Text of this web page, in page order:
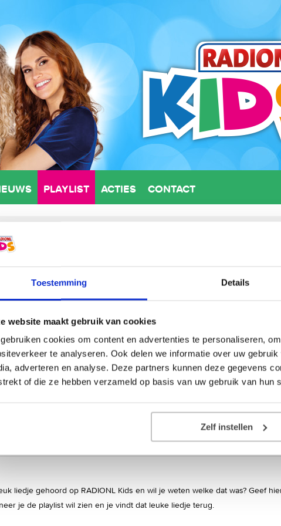
Toestemming Details
website maakt gebruik van cookies
cookies om content en advertenties te personaliseren,
te analyseren. Ook delen we informatie over uw
adverteren en analyse. Deze partners kunnen deze gegevens
of die ze hebben verzameld op basis van uw gebruik van hun
Zelf instellen
PLAYLIST ACTIES CONTACT
liedje gehoord op RADIONL Kids en wil je weten welke dat was? Geef
je de playlist wil zien en je vindt dat leuke liedje terug.